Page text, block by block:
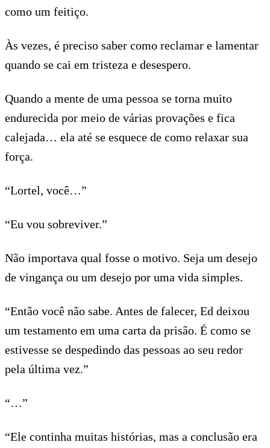
como um feitiço.
Às vezes, é preciso saber como reclamar e lamentar
quando se cai em tristeza e desespero.
Quando a mente de uma pessoa se torna muito
endurecida por meio de várias provações e fica
calejada… ela até se esquece de como relaxar sua
força.
“Lortel, você…”
“Eu vou sobreviver.”
Não importava qual fosse o motivo. Seja um desejo
de vingança ou um desejo por uma vida simples.
“Então você não sabe. Antes de falecer, Ed deixou
um testamento em uma carta da prisão. É como se
estivesse se despedindo das pessoas ao seu redor
pela última vez.”
“…”
“Ele continha muitas histórias, mas a conclusão era